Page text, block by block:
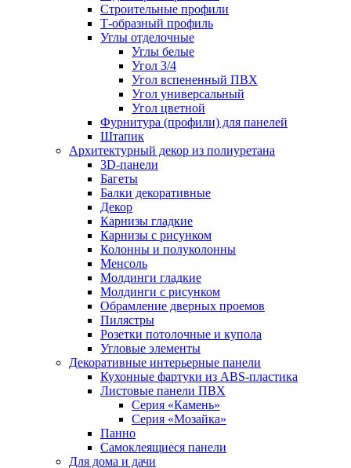
Строительные профили
Т-образный профиль
Углы отделочные
Углы белые
Угол 3/4
Угол вспененный ПВХ
Угол универсальный
Угол цветной
Фурнитура (профили) для панелей
Штапик
Архитектурный декор из полиуретана
3D-панели
Багеты
Балки декоративные
Декор
Карнизы гладкие
Карнизы с рисунком
Колонны и полуколонны
Менсоль
Молдинги гладкие
Молдинги с рисунком
Обрамление дверных проемов
Пилястры
Розетки потолочные и купола
Угловые элементы
Декоративные интерьерные панели
Кухонные фартуки из ABS-пластика
Листовые панели ПВХ
Серия «Камень»
Серия «Мозайка»
Панно
Самоклеящиеся панели
Для дома и дачи